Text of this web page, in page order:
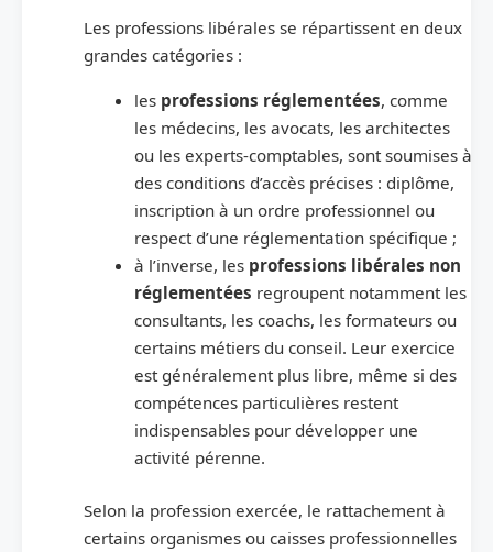
Les professions libérales se répartissent en deux
grandes catégories :
les professions réglementées, comme
les médecins, les avocats, les architectes
ou les experts-comptables, sont soumises à
des conditions d’accès précises : diplôme,
inscription à un ordre professionnel ou
respect d’une réglementation spécifique ;
à l’inverse, les professions libérales non
réglementées regroupent notamment les
consultants, les coachs, les formateurs ou
certains métiers du conseil. Leur exercice
est généralement plus libre, même si des
compétences particulières restent
indispensables pour développer une
activité pérenne.
Selon la profession exercée, le rattachement à
certains organismes ou caisses professionnelles